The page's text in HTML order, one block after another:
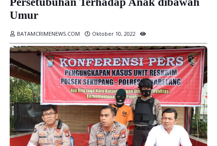
Umur
BATAMCRIMENEWS.COM Oktober 10, 2022